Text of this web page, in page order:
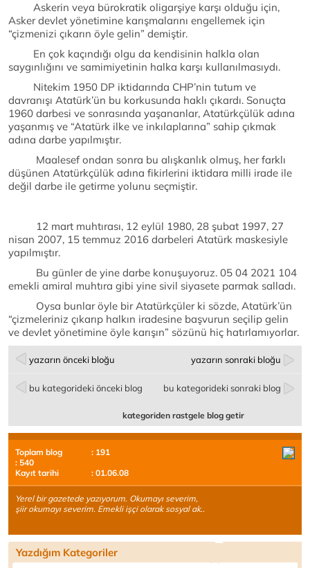
Askerin veya bürokratik oligarşiye karşı olduğu için,
Asker devlet yönetimine karışmalarını engellemek için
“çizmenizi çıkarın öyle gelin” demiştir.
En çok kaçındığı olgu da kendisinin halkla olan
saygınlığını ve samimiyetinin halka karşı kullanılmasıydı.
Nitekim 1950 DP iktidarında CHP’nin tutum ve
davranışı Atatürk’ün bu korkusunda haklı çıkardı. Sonuçta
1960 darbesi ve sonrasında yaşananlar, Atatürkçülük adına
yaşanmış ve “Atatürk ilke ve inkılaplarına” sahip çıkmak
adına darbe yapılmıştır.
Maalesef ondan sonra bu alışkanlık olmuş, her farklı
düşünen Atatürkçülük adına fikirlerini iktidara milli irade ile
değil darbe ile getirme yolunu seçmiştir.
12 mart muhtırası, 12 eylül 1980, 28 şubat 1997, 27
nisan 2007, 15 temmuz 2016 darbeleri Atatürk maskesiyle
yapılmıştır.
Bu günler de yine darbe konuşuyoruz. 05 04 2021 104
emekli amiral muhtıra gibi yine sivil siyasete parmak salladı.
Oysa bunlar öyle bir Atatürkçüler ki sözde, Atatürk’ün
“çizmeleriniz çıkarıp halkın iradesine başvurun seçilip gelin
ve devlet yönetimine öyle karışın” sözünü hiç hatırlamıyorlar.
yazarın önceki bloğu yazarın sonraki bloğu
bu kategorideki önceki blog bu kategorideki sonraki blog
kategoriden rastgele blog getir
Toplam blog
: 191
: 540
Kayıt tarihi
: 01.06.08
Yerel bir gazetede yazıyorum. Okumayı severim,
şiir okumayı severim. Emekli işçi olarak sosyal ak..
Yazdığım Kategoriler